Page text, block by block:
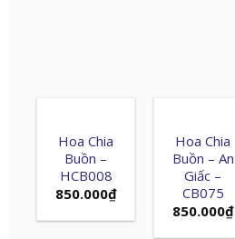
Hoa Chia
Buồn –
HCB008
850.000₫
Hoa Chia
Buồn – An
Giấc –
CB075
850.000₫